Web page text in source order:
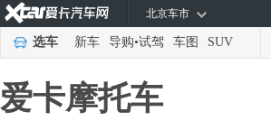
北京车市
选车 新车 导购•试驾 车图 SUV
爱卡摩托车
贝纳利
奔达
本田